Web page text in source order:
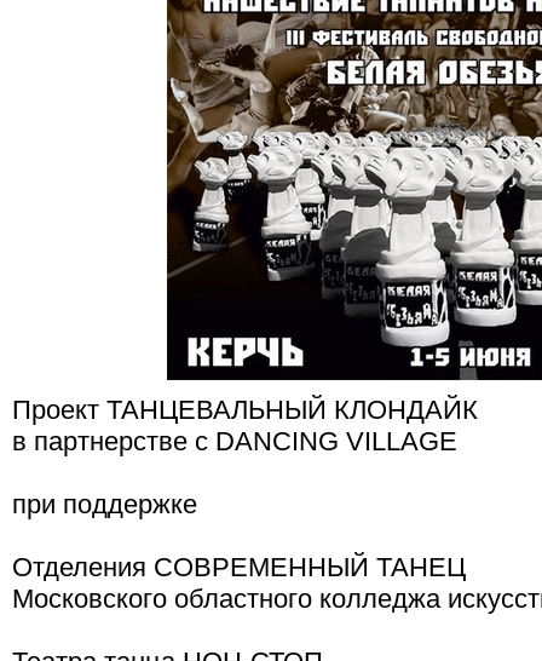
Проект ТАНЦЕВАЛЬНЫЙ КЛОНДАЙК
в партнерстве с DANCING VILLAGE
при поддержке
Отделения СОВРЕМЕННЫЙ ТАНЕЦ
Московского областного колледжа